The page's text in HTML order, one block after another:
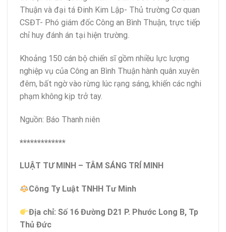
Thuận và đại tá Đinh Kim Lập- Thủ trường Cơ quan
CSĐT- Phó giám đốc Công an Bình Thuận, trực tiếp
chỉ huy đánh án tại hiện trường.
Khoảng 150 cán bộ chiến sĩ gồm nhiều lực lượng
nghiệp vụ của Công an Bình Thuận hành quân xuyên
đêm, bất ngờ vào rừng lúc rạng sáng, khiến các nghi
phạm không kịp trở tay.
Nguồn: Báo Thanh niên
*************
LUẬT TƯ MINH – TÂM SÁNG TRÍ MINH
Công Ty Luật TNHH Tư Minh
Địa chỉ: Số 16 Đường D21 P. Phước Long B, Tp
Thủ Đức